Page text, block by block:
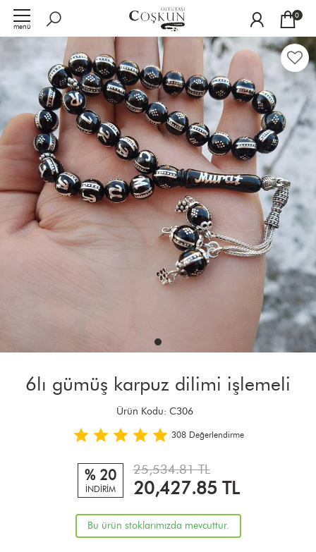
menü
0
6lı gümüş karpuz dilimi işlemeli
Ürün Kodu: C306
308 Değerlendirme
% 20
İNDİRİM
25,534.81 TL
20,427.85 TL
Bu ürün stoklarımızda mevcuttur.